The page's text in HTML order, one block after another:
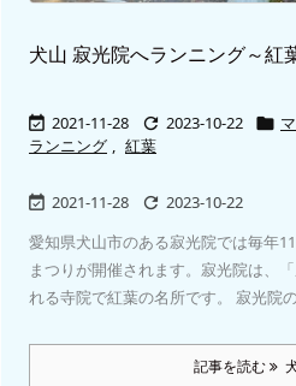
犬山 寂光院へランニング～紅
 2021-11-28  2023-10-22 
ランニング , 紅葉
 2021-11-28  2023-10-22
愛知県犬山市のある寂光院では毎年
まつりが開催されます。寂光院は、
れる寺院で紅葉の名所です。 寂光院
記事を読む